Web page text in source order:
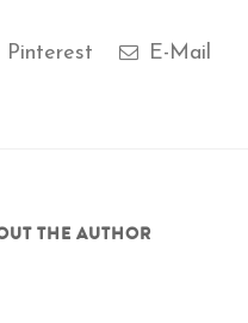
Pinterest E-Mail
THE AUTHOR